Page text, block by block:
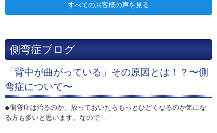
すべてのお客様の声を見る
側弯症ブログ
「背中が曲がっている」その原因とは！？〜側
弯症について〜
◆側弯症は治るのか、放っておいたらもっとひどくなるのか気にな
る方も多いと思います。なので